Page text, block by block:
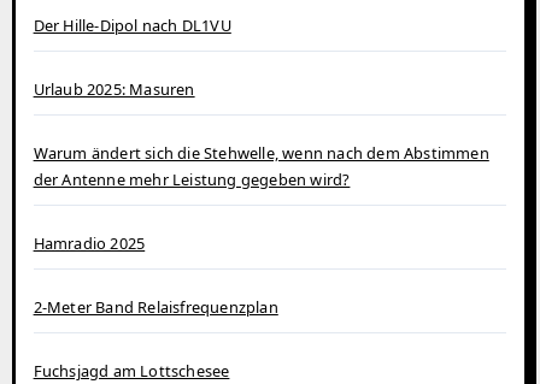
Der Hille-Dipol nach DL1VU
Urlaub 2025: Masuren
Warum ändert sich die Stehwelle, wenn nach dem Abstimmen
der Antenne mehr Leistung gegeben wird?
Hamradio 2025
2-Meter Band Relaisfrequenzplan
Fuchsjagd am Lottschesee